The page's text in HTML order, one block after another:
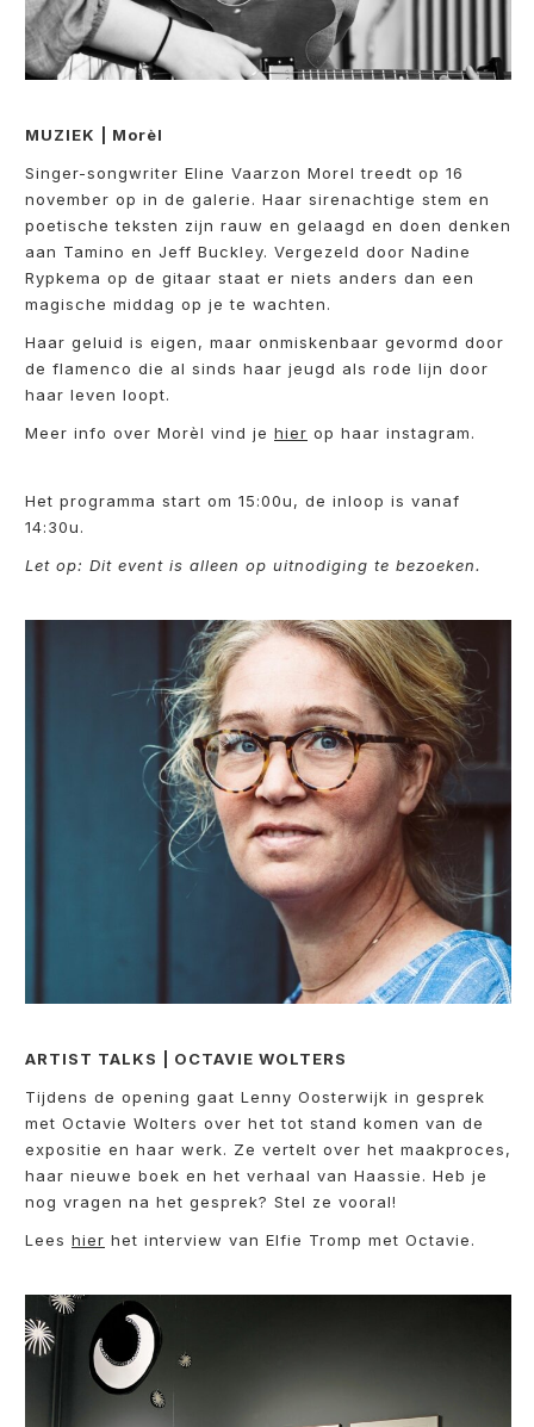
MUZIEK | Morèl
Singer-songwriter Eline Vaarzon Morel treedt op 16
november op in de galerie. Haar sirenachtige stem en
poetische teksten zijn rauw en gelaagd en doen denken
aan Tamino en Jeff Buckley. Vergezeld door Nadine
Rypkema op de gitaar staat er niets anders dan een
magische middag op je te wachten.
Haar geluid is eigen, maar onmiskenbaar gevormd door
de flamenco die al sinds haar jeugd als rode lijn door
haar leven loopt.
Meer info over Morèl vind je hier op haar instagram.
Het programma start om 15:00u, de inloop is vanaf
14:30u.
Let op: Dit event is alleen op uitnodiging te bezoeken.
ARTIST TALKS | OCTAVIE WOLTERS
Tijdens de opening gaat Lenny Oosterwijk in gesprek
met Octavie Wolters over het tot stand komen van de
expositie en haar werk. Ze vertelt over het maakproces,
haar nieuwe boek en het verhaal van Haassie. Heb je
nog vragen na het gesprek? Stel ze vooral!
Lees hier het interview van Elfie Tromp met Octavie.